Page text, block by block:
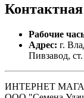
Контактная
Рабочие
Адрес: г.
Пивзавод,
ИНТЕРНЕТ